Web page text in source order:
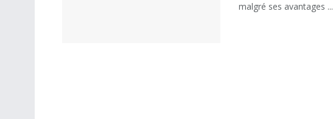
malgré ses avantages ...